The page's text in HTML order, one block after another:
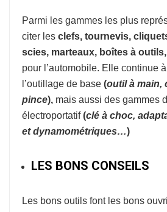
Parmi les gammes les plus
citer les clefs, tournevis,
scies, marteaux, boîtes à
pour l’automobile. Elle continue
l’outillage de base (outil à main,
pince), mais aussi des gammes
électroportatif (clé à choc,
et dynamométriques…)
LES BONS CONSEILS
Les bons outils font les bons